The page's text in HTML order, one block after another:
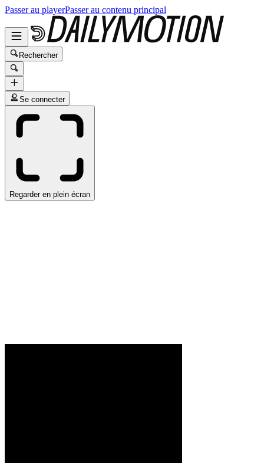
Passer au playerPasser au contenu principal
Rechercher
Se connecter
Regarder en plein écran